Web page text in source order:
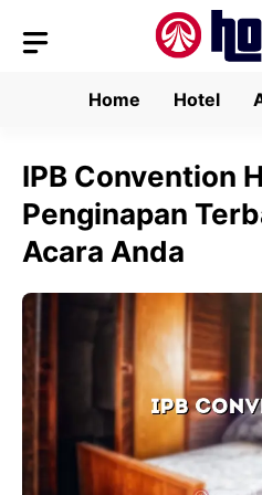
Home
Hotel
IPB Convention
Penginapan
Acara Anda